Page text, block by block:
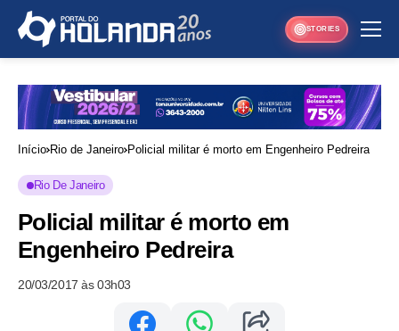
STORIES
Início Rio de Janeiro Policial militar é morto em Engenheiro Pedreira
Rio De Janeiro
Policial militar é morto em
Engenheiro Pedreira
20/03/2017 às 03h03